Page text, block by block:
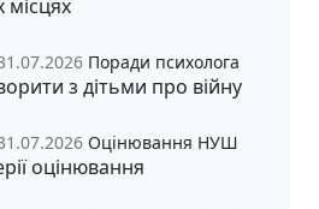
місцях
Поради психолога
з дітьми про війну
Оцінювання НУШ
оцінювання